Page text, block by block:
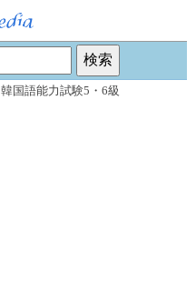
韓国語能力試験5・6級